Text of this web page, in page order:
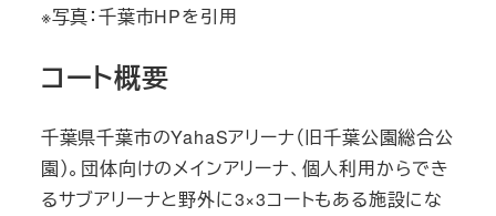
※写真：千葉市HPを引用
コート概要
千葉県千葉市のYahaSアリーナ（旧千葉公園総合公
園）。団体向けのメインアリーナ、個人利用からでき
るサブアリーナと野外に3×3コートもある施設にな